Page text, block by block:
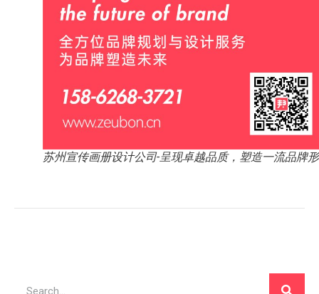
苏州宣传画册设计公司-呈现卓越品质，塑造一流品牌